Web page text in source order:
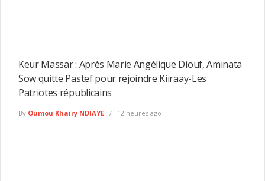
Keur Massar : Après Marie Angélique Diouf, Aminata
Sow quitte Pastef pour rejoindre Kiiraay-Les
Patriotes républicains
By Oumou Khaïry NDIAYE 12 heures ago